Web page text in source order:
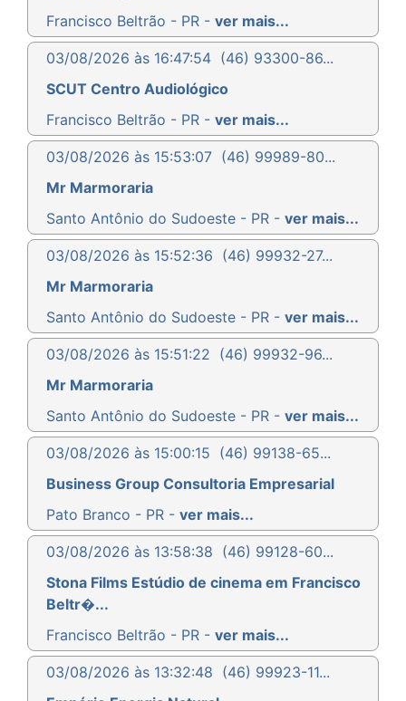
Francisco Beltrão - PR - ver mais...
03/08/2026 às 16:47:54 (46) 93300-86...
SCUT Centro Audiológico
Francisco Beltrão - PR - ver mais...
03/08/2026 às 15:53:07 (46) 99989-80...
Mr Marmoraria
Santo Antônio do Sudoeste - PR - ver mais...
03/08/2026 às 15:52:36 (46) 99932-27...
Mr Marmoraria
Santo Antônio do Sudoeste - PR - ver mais...
03/08/2026 às 15:51:22 (46) 99932-96...
Mr Marmoraria
Santo Antônio do Sudoeste - PR - ver mais...
03/08/2026 às 15:00:15 (46) 99138-65...
Business Group Consultoria Empresarial
Pato Branco - PR - ver mais...
03/08/2026 às 13:58:38 (46) 99128-60...
Stona Films Estúdio de cinema em Francisco
Beltr�...
Francisco Beltrão - PR - ver mais...
03/08/2026 às 13:32:48 (46) 99923-11...